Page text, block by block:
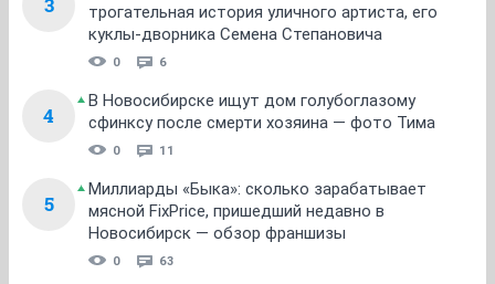
трогательная история уличного артиста, его
куклы-дворника Семена Степановича
0 6
4
В Новосибирске ищут дом голубоглазому
сфинксу после смерти хозяина — фото Тима
0 11
5
Миллиарды «Быка»: сколько зарабатывает
мясной FixPrice, пришедший недавно в
Новосибирск — обзор франшизы
0 63